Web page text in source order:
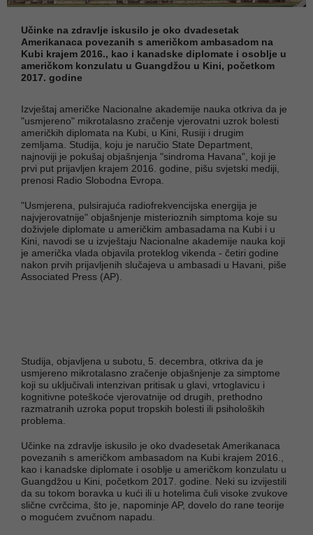
Učinke na zdravlje iskusilo je oko dvadesetak
Amerikanaca povezanih s američkom ambasadom na
Kubi krajem 2016., kao i kanadske diplomate i osoblje u
američkom konzulatu u Guangdžou u Kini, početkom
2017. godine
Izvještaj američke Nacionalne akademije nauka otkriva da je
"usmjereno" mikrotalasno zračenje vjerovatni uzrok bolesti
američkih diplomata na Kubi, u Kini, Rusiji i drugim
zemljama. Studija, koju je naručio State Department,
najnoviji je pokušaj objašnjenja "sindroma Havana", koji je
prvi put prijavljen krajem 2016. godine, pišu svjetski mediji,
prenosi Radio Slobodna Evropa.
"Usmjerena, pulsirajuća radiofrekvencijska energija je
najvjerovatnije" objašnjenje misterioznih simptoma koje su
doživjele diplomate u američkim ambasadama na Kubi i u
Kini, navodi se u izvještaju Nacionalne akademije nauka koji
je američka vlada objavila proteklog vikenda - četiri godine
nakon prvih prijavljenih slučajeva u ambasadi u Havani, piše
Associated Press (AP).
Studija, objavljena u subotu, 5. decembra, otkriva da je
usmjereno mikrotalasno zračenje objašnjenje za simptome
koji su uključivali intenzivan pritisak u glavi, vrtoglavicu i
kognitivne poteškoće vjerovatnije od drugih, prethodno
razmatranih uzroka poput tropskih bolesti ili psiholoških
problema.
Učinke na zdravlje iskusilo je oko dvadesetak Amerikanaca
povezanih s američkom ambasadom na Kubi krajem 2016.,
kao i kanadske diplomate i osoblje u američkom konzulatu u
Guangdžou u Kini, početkom 2017. godine. Neki su izvijestili
da su tokom boravka u kući ili u hotelima čuli visoke zvukove
slične cvrčcima, što je, napominje AP, dovelo do rane teorije
o mogućem zvučnom napadu.